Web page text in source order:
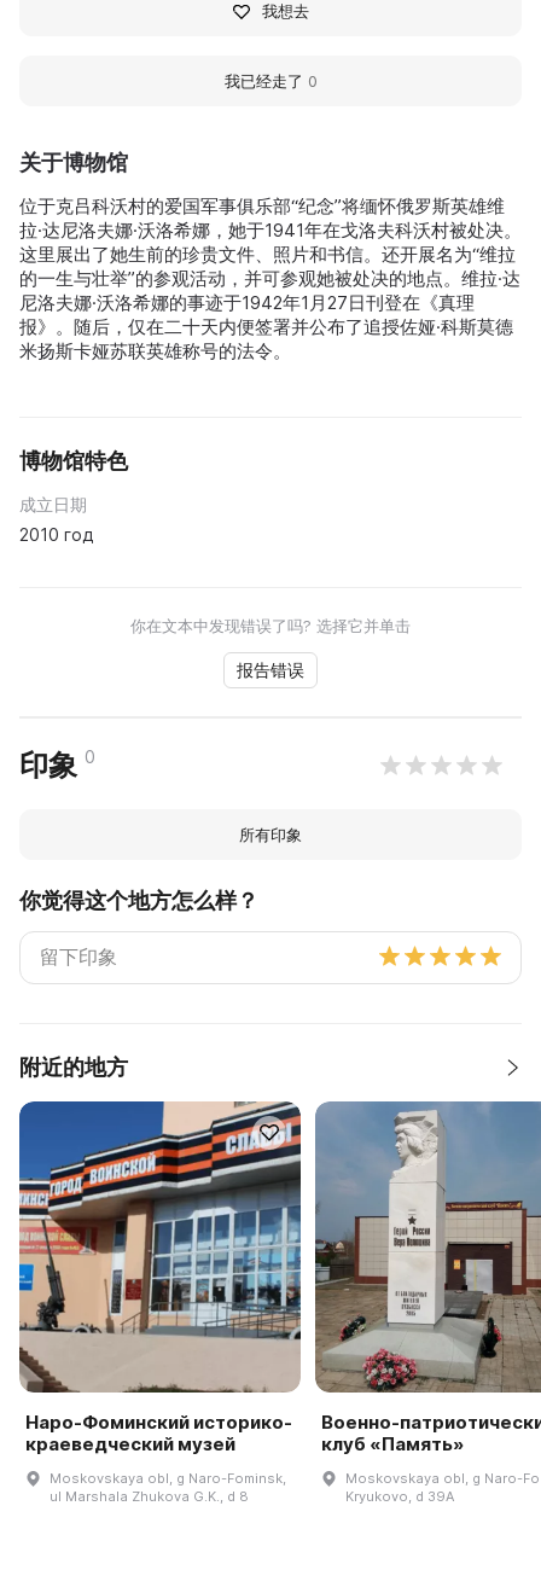
关于博物馆
位于克吕科沃村的爱国军事俱乐部“纪念”将缅怀俄罗斯英雄维
拉·达尼洛夫娜·沃洛希娜，她于1941年在戈洛夫科沃村被处决。
这里展出了她生前的珍贵文件、照片和书信。还开展名为“维拉
的一生与壮举”的参观活动，并可参观她被处决的地点。维拉·达
尼洛夫娜·沃洛希娜的事迹于1942年1月27日刊登在《真理
报》。随后，仅在二十天内便签署并公布了追授佐娅·科斯莫德
米扬斯卡娅苏联英雄称号的法令。
博物馆特色
成立日期
2010 год
你在文本中发现错误了吗? 选择它并单击
报告错误
印象 0
所有印象
你觉得这个地方怎么样？
附近的地方
Наро-Фоминский историко-
краеведческий музей
Moskovskaya obl, g Naro-Fominsk,
ul Marshala Zhukova G.K., d 8
Военно-
клуб «Память»
Moskovskaya obl, g Naro-
Kryukovo, d 39A
我想去
我已经走了 0